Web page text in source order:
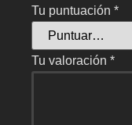
Tu puntuación *
Tu valoración *